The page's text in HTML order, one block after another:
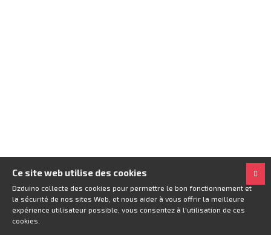
Ce site web utilise des cookies
Dzduino collecte des cookies pour permettre le bon fonctionnement et
la sécurité de nos sites Web, et nous aider à vous offrir la meilleure
expérience utilisateur possible, vous consentez à l'utilisation de ces
cookies.